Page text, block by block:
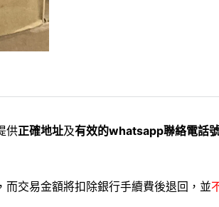
供正確地址及有效的whatsapp聯絡電話
，而交易金額將扣除銀行手續費後退回，並